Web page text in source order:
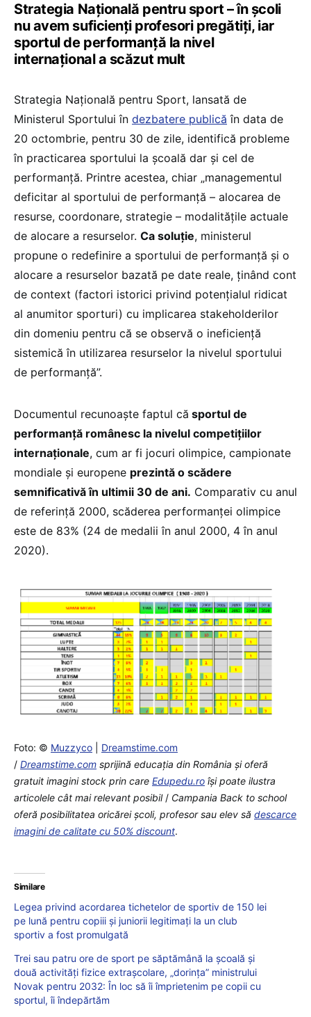
Strategia Națională pentru sport – în școli
nu avem suficienți profesori pregătiți, iar
sportul de performanță la nivel
internațional a scăzut mult
Strategia Națională pentru Sport, lansată de
Ministerul Sportului în dezbatere publică în data de
20 octombrie, pentru 30 de zile, identifică probleme
în practicarea sportului la școală dar și cel de
performanță. Printre acestea, chiar „managementul
deficitar al sportului de performanță – alocarea de
resurse, coordonare, strategie – modalitățile actuale
de alocare a resurselor. Ca soluție, ministerul
propune o redefinire a sportului de performanță și o
alocare a resurselor bazată pe date reale, ținând cont
de context (factori istorici privind potențialul ridicat
al anumitor sporturi) cu implicarea stakeholderilor
din domeniu pentru că se observă o ineficiență
sistemică în utilizarea resurselor la nivelul sportului
de performanță”.
Documentul recunoaște faptul că sportul de
performanță românesc la nivelul competițiilor
internaționale, cum ar fi jocuri olimpice, campionate
mondiale și europene prezintă o scădere
semnificativă în ultimii 30 de ani. Comparativ cu anul
de referință 2000, scăderea performanței olimpice
este de 83% (24 de medalii în anul 2000, 4 în anul
2020).
Foto: © Muzzyco
Dreamstime.com
/ Dreamstime.com sprijină educaţia din România şi oferă
gratuit imagini stock prin care Edupedu.ro îşi poate ilustra
articolele cât mai relevant posibil/ Campania Back to school
oferă posibilitatea oricărei școli, profesor sau elev să descarce
imagini de calitate cu 50% discount.
Similare
Legea privind acordarea tichetelor de sportiv de 150 lei
pe lună pentru copiii şi juniorii legitimaţi la un club
sportiv a fost promulgată
Trei sau patru ore de sport pe săptămână la școală și
două activități fizice extrașcolare, „dorința” ministrului
Novak pentru 2032: În loc să îi împrietenim pe copii cu
sportul, îi îndepărtăm